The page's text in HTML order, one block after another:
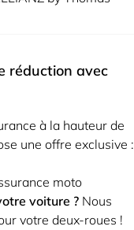
commerciales à
à tout moment en
réduction avec
à la hauteur de
une offre exclusive :
moto
voiture ? Nous
votre deux-roues !